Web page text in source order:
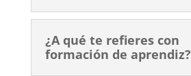
¿A qué te refieres con
formación de aprendiz?